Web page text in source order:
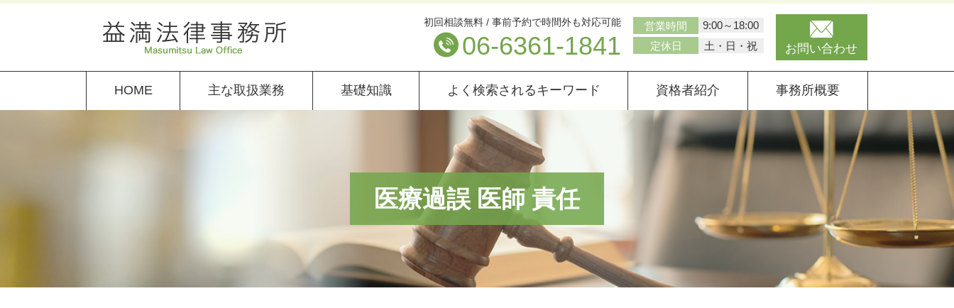
医療過誤 医師 責任
初回相談無料 / 事前予約で時間外も対応可能
06-6361-1841
営業時間
9:00～18:00
定休日
土・日・祝 お問い合わせ
HOME 主な取扱業務 基礎知識 よく検索されるキーワード 資格者紹介 事務所概要